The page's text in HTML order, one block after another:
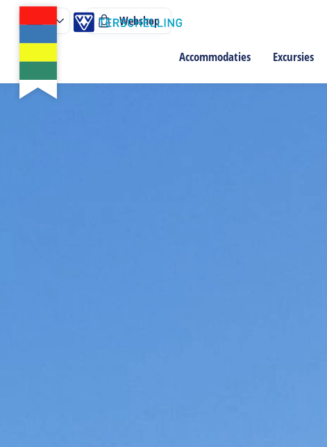
Accommodaties Excursies
Webshop